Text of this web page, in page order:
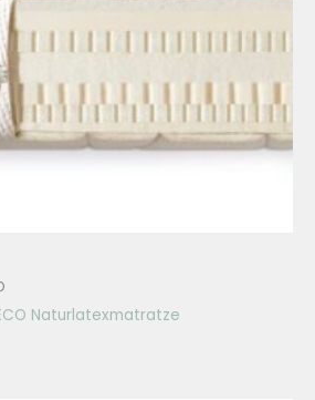
Naturlatexmatratze